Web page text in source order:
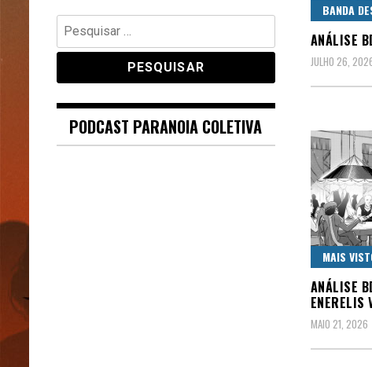
BANDA
ANÁLISE
JULHO 26,
MAIS
ANÁLISE
ENERELIS
MAIO 21, 2026
Pesquisar
por:
PODCAST PARANOIA COLETIVA